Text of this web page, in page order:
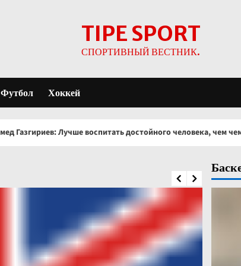
TIPE SPORT
СПОРТИВНЫЙ ВЕСТНИК.
Футбол Хоккей
воспитать достойного человека, чем чемпиона-негодяя